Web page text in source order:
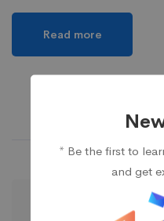
Read more
* Be the first to
and get